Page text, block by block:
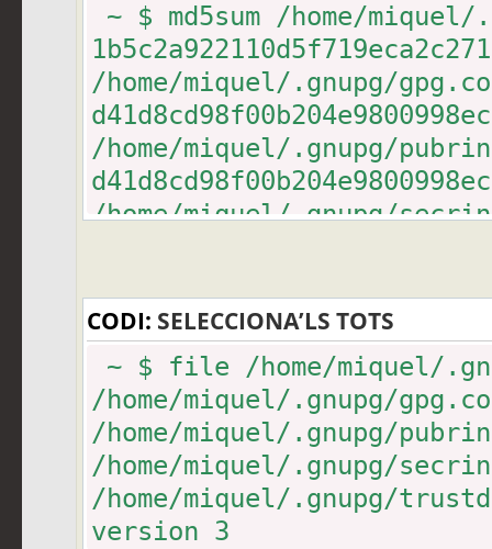
~ $ md5sum /home/miquel/
/home/miquel/.gnupg/
/home/miquel/.gnupg/
/home/miquel/.gnupg/
CODI: SELECCIONA’LS TOTS
~ $ file /home/miquel/
/home/miquel/.gnupg/
/home/miquel/.gnupg/
/home/miquel/.gnupg/
/home/miquel/.gnupg/
version 3